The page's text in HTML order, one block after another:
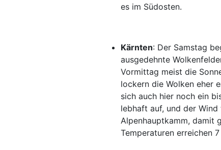
es im Südosten.
Kärnten: Der Samstag
ausgedehnte
Vormittag meist die
lockern die Wolken eher
sich auch hier noch ein
lebhaft auf, und der
Alpenhauptkamm, damit
Temperaturen erreichen